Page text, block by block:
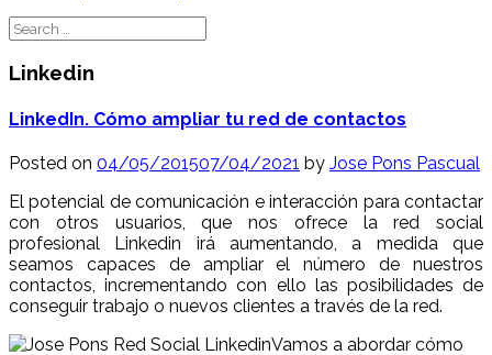
Search
for:
Linkedin
LinkedIn. Cómo ampliar tu red de contactos
Posted on 04/05/201507/04/2021 by Jose Pons Pascual
El potencial de comunicación e interacción para contactar
con otros usuarios, que nos ofrece la red social
profesional Linkedin irá aumentando, a medida que
seamos capaces de ampliar el número de nuestros
contactos, incrementando con ello las posibilidades de
conseguir trabajo o nuevos clientes a través de la red.
Vamos a abordar cómo